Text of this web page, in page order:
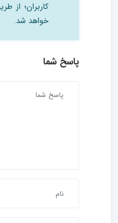
کاربران؛ از
خواهد شد.
پاسخ شما